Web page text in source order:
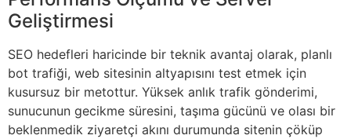
Geliştirmesi
SEO hedefleri haricinde bir teknik avantaj olarak, planlı
bot trafiği, web sitesinin altyapısını test etmek için
kusursuz bir metottur. Yüksek anlık trafik gönderimi,
sunucunun gecikme süresini, taşıma gücünü ve olası bir
beklenmedik ziyaretçi akını durumunda sitenin çöküp